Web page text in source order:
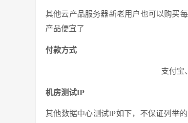
其他云产品服务器新老用户也可以购买
产品便宜了
付款方式
支付宝
机房测试IP
其他数据中心测试IP如下，不保证列举